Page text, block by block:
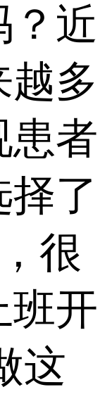
？近
越多
患者
了
很
班开
这